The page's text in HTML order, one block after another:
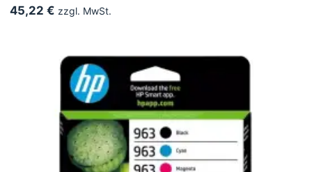
45,22 € zzgl. MwSt.